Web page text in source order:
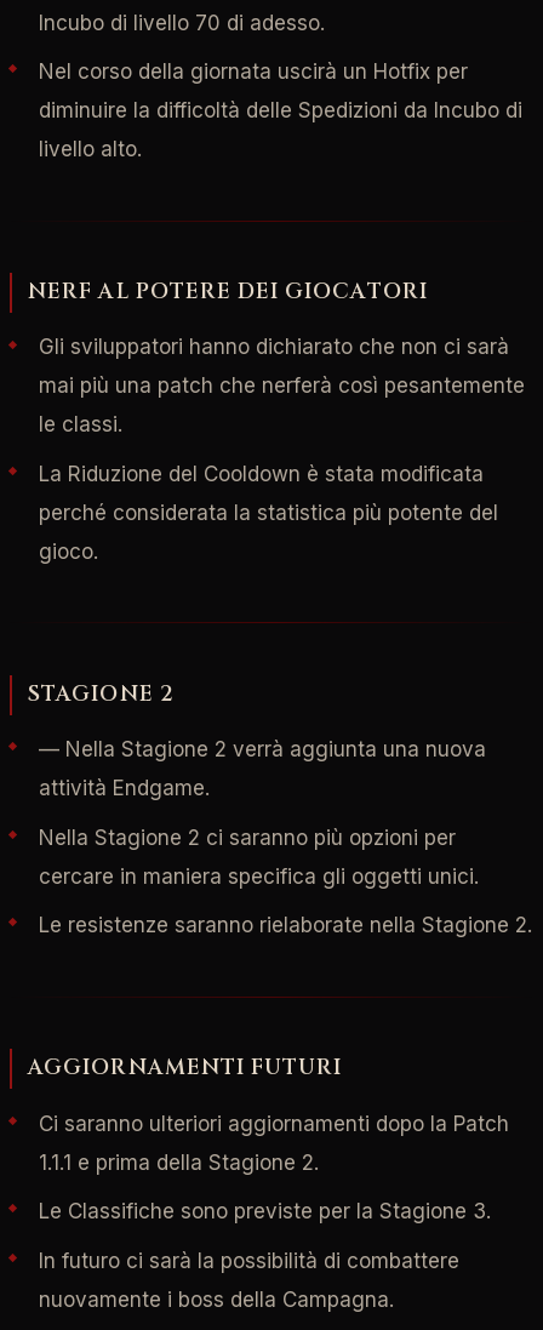
Incubo di livello 70 di adesso.
Nel corso della giornata uscirà un Hotfix per
diminuire la difficoltà delle Spedizioni da Incubo di
livello alto.
NERF AL POTERE DEI GIOCATORI
Gli sviluppatori hanno dichiarato che non ci sarà
mai più una patch che nerferà così pesantemente
le classi.
La Riduzione del Cooldown è stata modificata
perché considerata la statistica più potente del
gioco.
STAGIONE 2
— Nella Stagione 2 verrà aggiunta una nuova
attività Endgame.
Nella Stagione 2 ci saranno più opzioni per
cercare in maniera specifica gli oggetti unici.
Le resistenze saranno rielaborate nella Stagione 2.
AGGIORNAMENTI FUTURI
Ci saranno ulteriori aggiornamenti dopo la Patch
1.1.1 e prima della Stagione 2.
Le Classifiche sono previste per la Stagione 3.
In futuro ci sarà la possibilità di combattere
nuovamente i boss della Campagna.